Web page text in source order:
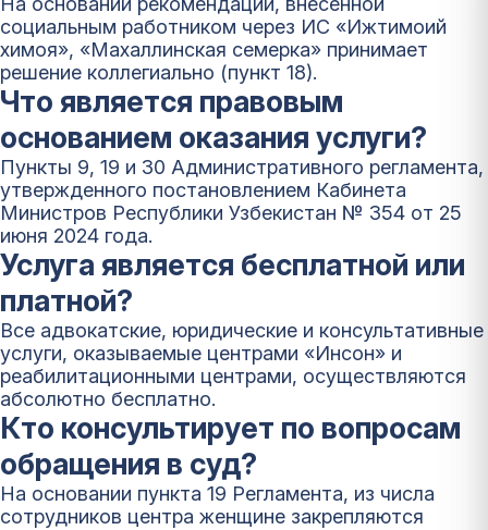
социальным работником через ИС «Ижтимоий
химоя», «Махаллинская семерка» принимает
решение коллегиально (пункт 18).
Что является правовым
основанием оказания услуги?
Пункты 9, 19 и 30 Административного регламента,
утвержденного постановлением Кабинета
Министров Республики Узбекистан № 354 от 25
июня 2024 года.
Услуга является бесплатной или
платной?
Все адвокатские, юридические и консультативные
услуги, оказываемые центрами «Инсон» и
реабилитационными центрами, осуществляются
абсолютно бесплатно.
Кто консультирует по вопросам
обращения в суд?
На основании пункта 19 Регламента, из числа
сотрудников центра женщине закрепляются